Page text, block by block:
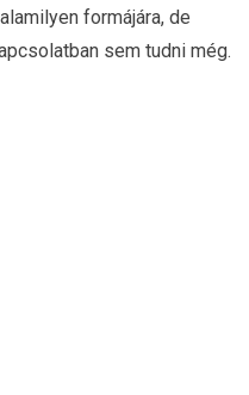
formájára, de
sem tudni még.